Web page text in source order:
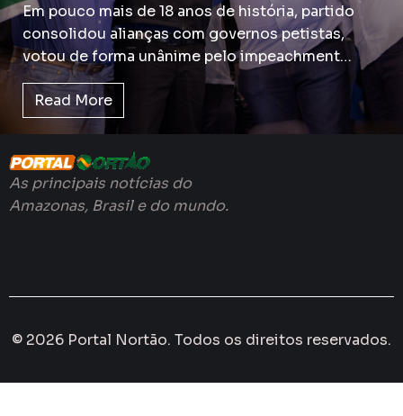
Em pouco mais de 18 anos de história, partido
consolidou alianças com governos petistas,
votou de forma unânime pelo impeachment…
Read More
As principais notícias do
Amazonas, Brasil e do mundo.
© 2026 Portal Nortão. Todos os direitos reservados.